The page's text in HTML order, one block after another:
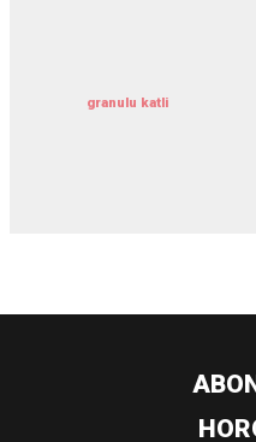
granulu katli